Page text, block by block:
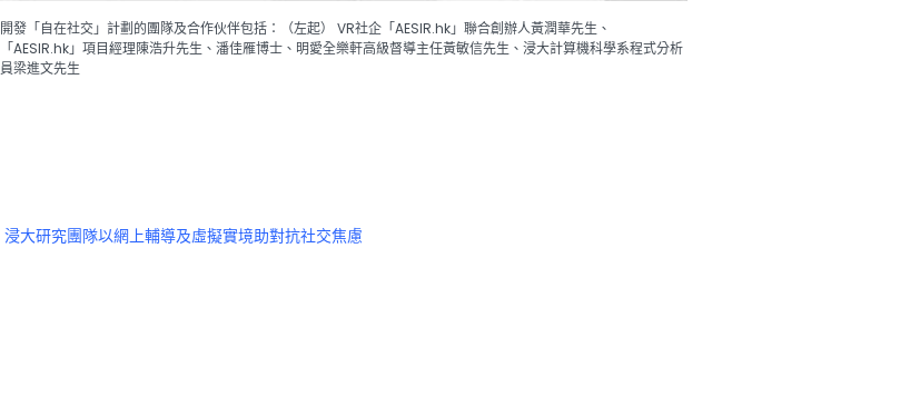
開發「自在社交」計劃的團隊及合作伙伴包括：（左起） VR社企「AESIR.hk」聯合創辦人黃潤華先生、
「AESIR.hk」項目經理陳浩升先生、潘佳雁博士、明愛全樂軒高級督導主任黃敏信先生、浸大計算機科學系程式分析
員梁進文先生
浸大研究團隊以網上輔導及虛擬實境助對抗社交焦慮